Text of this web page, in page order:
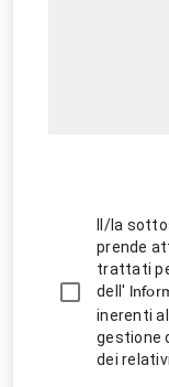
Il/la
prende
trattati
dell'
inerenti
gestione
dei